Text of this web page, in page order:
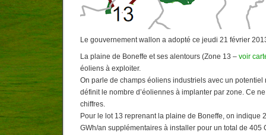
Le gouvernement wallon a adopté ce jeudi 21 février
La plaine de Boneffe et ses alentours (Zone 13 – voir
éoliens à exploiter.
On parle de champs éoliens industriels avec un potentiel
définit le nombre d’éoliennes à implanter par zone. Ce
chiffres.
Pour le lot 13 reprenant la plaine de Boneffe, on indique
GWh/an supplémentaires à installer pour un total de 405